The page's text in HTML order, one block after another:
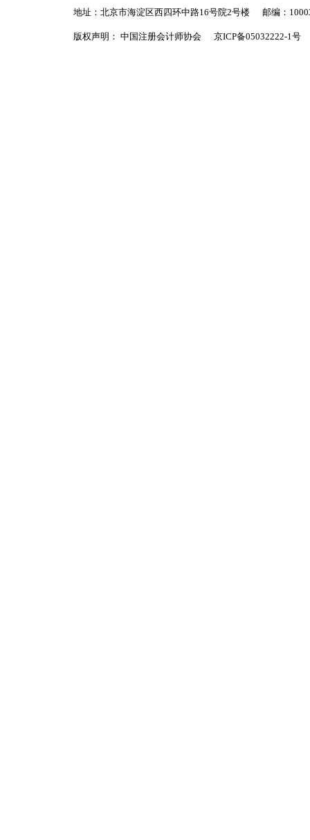
地址：北京市海淀区西四环中路16号院2号楼 邮编：
版权声明： 中国注册会计师协会 京ICP备05032222-1号